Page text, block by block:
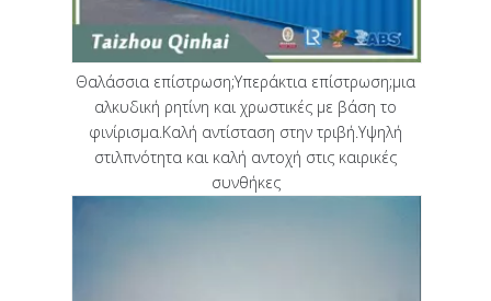
Θαλάσσια επίστρωση;Υπεράκτια επίστρωση;μια
αλκυδική ρητίνη και χρωστικές με βάση το
φινίρισμα.Καλή αντίσταση στην τριβή.Υψηλή
στιλπνότητα και καλή αντοχή στις καιρικές
συνθήκες